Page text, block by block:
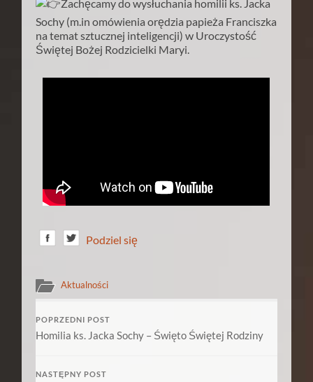
Zachęcamy do wysłuchania homilii ks. Jacka
Sochy (m.in omówienia orędzia papieża Franciszka
na temat sztucznej inteligencji) w Uroczystość
Świętej Bożej Rodzicielki Maryi.
Podziel się
Aktualności
POPRZEDNI POST
Homilia ks. Jacka Sochy – Święto Świętej Rodziny
NASTĘPNY POST